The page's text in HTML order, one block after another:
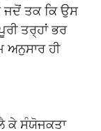
ਜਦੋਂ ਤਕ ਕਿ ਉਸ
ਤਰ੍ਹਾਂ ਭਰ
ਅਨੁਸਾਰ ਹੀ
ਕੇ ਸੰਯੋਜਕਤਾ